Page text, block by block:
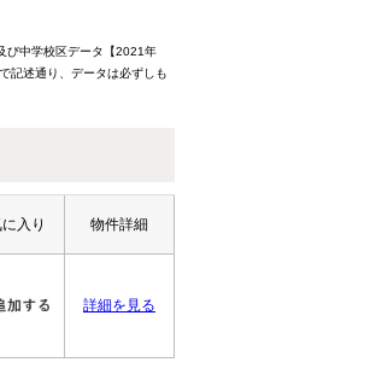
び中学校区データ【2021年
記述通り、データは必ずしも
入り 物件詳細
詳細を見る